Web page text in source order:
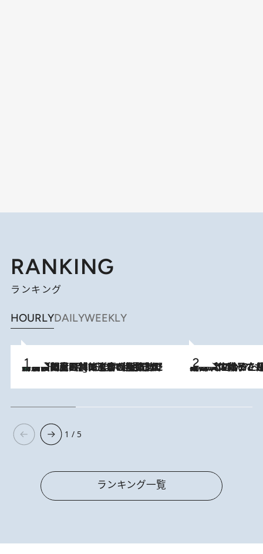
RANKING
ランキング
HOURLYDAILYWEEKLY
11 Hours Ago
「最後に見られてよかった」上野動物園の東園パンダ舎が解体前に特別公開。8月16日まで延長されたパネル展と共に辿る“半世紀”のパンダ飼育《解体工事の図面あり》 2026.8.5
【阿川佐和子さんの年とる力】なぜ70代で始めた趣味は“こんなに楽しい”のか？ ピアノ、俳句…スランプに陥っても続けられる“ある秘訣”とは
1 / 5
ランキング一覧